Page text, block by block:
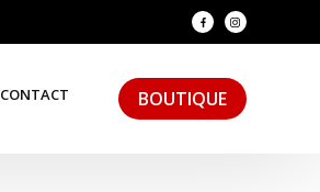
CONTACT BOUTIQUE